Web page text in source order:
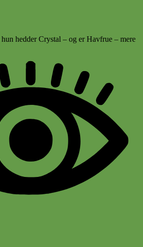
hedder Crystal – og er Havfrue – mere